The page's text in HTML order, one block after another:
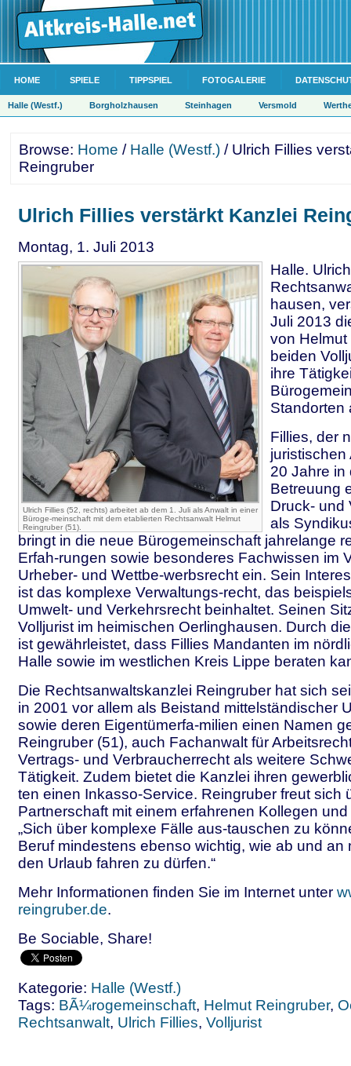
HOME SPIELE TIPPSPIEL FOTOGALERIE
Halle (Westf.) Borgholzhausen Steinhagen Versmold
Browse: Home / Halle (Westf.) / Ulrich Fillies
Reingruber
Ulrich Fillies verstärkt Kanzlei
Montag, 1. Juli 2013
Ulrich Fillies (52, rechts) arbeitet ab dem 1. Juli als Anwalt in einer
Büroge-meinschaft mit dem etablierten Rechtsanwalt Helmut
Reingruber (51).
Halle.
hausen,
Juli 2013
von Helmut
beiden
ihre
Standorten
Fillies, der
juristischen
20 Jahre in
Betreuung
Druck- und
als
bringt in die neue Bürogemeinschaft jahrelange
Erfah-rungen sowie besonderes Fachwissen im
Urheber- und Wettbe-werbsrecht ein. Sein
ist das komplexe Verwaltungs-recht, das
Umwelt- und Verkehrsrecht beinhaltet. Seinen
Volljurist im heimischen Oerlinghausen. Durch
ist gewährleistet, dass Fillies Mandanten im
Halle sowie im westlichen Kreis Lippe beraten
Die Rechtsanwaltskanzlei Reingruber hat sich
in 2001 vor allem als Beistand mittelständischer
sowie deren Eigentümerfa-milien einen Namen
Reingruber (51), auch Fachanwalt für
Vertrags- und Verbraucherrecht als weitere
Tätigkeit. Zudem bietet die Kanzlei ihren
ten einen Inkasso-Service. Reingruber freut sich
Partnerschaft mit einem erfahrenen Kollegen
„Sich über komplexe Fälle aus-tauschen zu
Beruf mindestens ebenso wichtig, wie ab und an
den Urlaub fahren zu dürfen.“
Mehr Informationen finden Sie im Internet unter
reingruber.de.
Be Sociable, Share!
Kategorie: Halle (Westf.)
Tags: BÃ¼rogemeinschaft, Helmut Reingruber,
Rechtsanwalt, Ulrich Fillies, Volljurist